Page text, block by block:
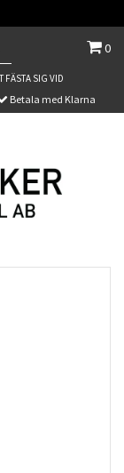
0
FÄSTA SIG VID
Betala med Klarna